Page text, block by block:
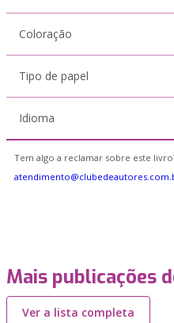
Coloração
Tipo de papel
Idioma
Tem algo a reclamar sobre este
Mais publicações
Ver a lista completa